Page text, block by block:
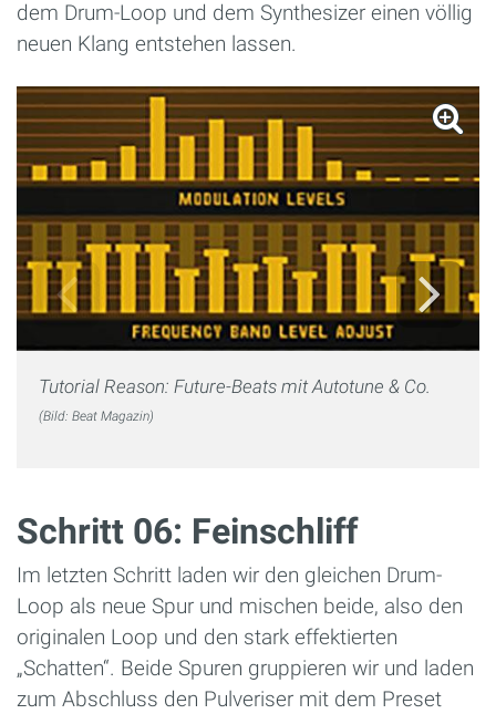
dem Drum-Loop und dem Synthesizer einen völlig
neuen Klang entstehen lassen.
Tutorial Reason: Future-Beats mit Autotune & Co.
(Bild: Beat Magazin)
Schritt 06: Feinschliff
Im letzten Schritt laden wir den gleichen Drum-
Loop als neue Spur und mischen beide, also den
originalen Loop und den stark effektierten
„Schatten“. Beide Spuren gruppieren wir und laden
zum Abschluss den Pulveriser mit dem Preset